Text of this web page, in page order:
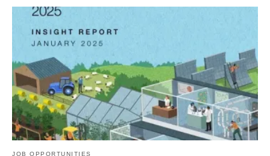
JOB OPPORTUNITIES